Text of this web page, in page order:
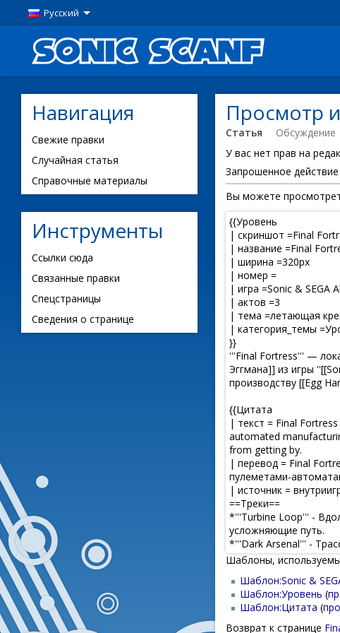
Русский
Навигация
Свежие правки
Случайная статья
Справочные материалы
Инструменты
Ссылки сюда
Связанные правки
Спецстраницы
Сведения о странице
Просмотр
Статья Обсуждение
У вас нет прав на
Запрошенное
Вы можете
Шаблоны,
Шаблон:Sonic &
Шаблон:Уровень (
Шаблон:Цитата (
Возврат к странице